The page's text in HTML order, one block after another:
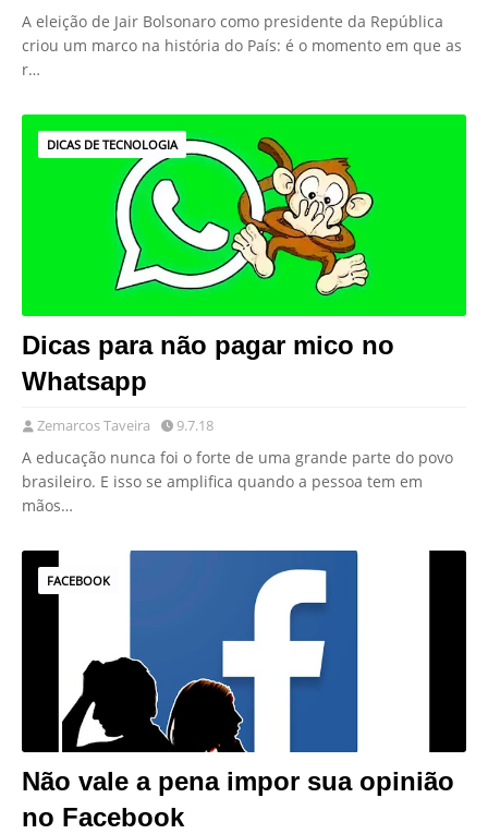
A eleição de Jair Bolsonaro como presidente da República
criou um marco na história do País: é o momento em que as
r…
DICAS DE TECNOLOGIA
Dicas para não pagar mico no
Whatsapp
Zemarcos Taveira 9.7.18
A educação nunca foi o forte de uma grande parte do povo
brasileiro. E isso se amplifica quando a pessoa tem em
mãos…
FACEBOOK
Não vale a pena impor sua opinião
no Facebook